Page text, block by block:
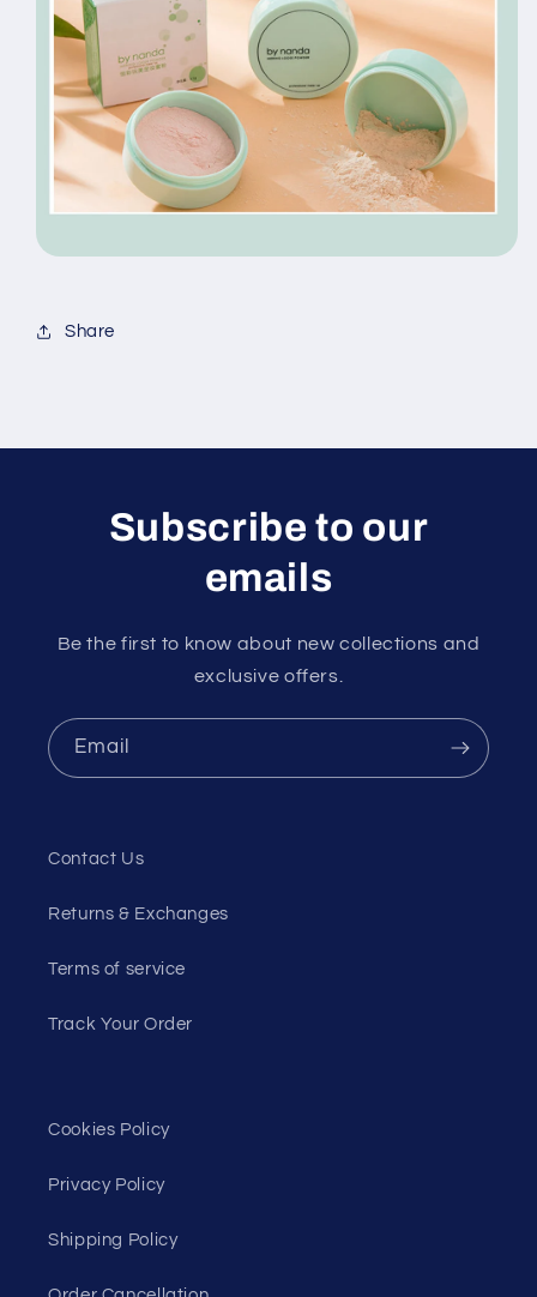
Share
Subscribe to our
emails
Be the first to know about new collections and
exclusive offers.
Email
Contact Us
Returns & Exchanges
Terms of service
Track Your Order
Cookies Policy
Privacy Policy
Shipping Policy